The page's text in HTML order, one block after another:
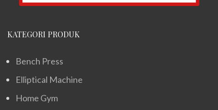
KATEGORI PRODUK
Bench Press
Elliptical Machine
Home Gym